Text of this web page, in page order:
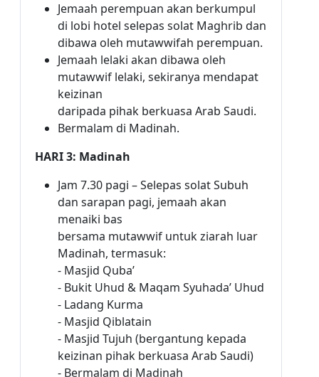
Jemaah perempuan akan berkumpul
di lobi hotel selepas solat Maghrib dan
dibawa oleh mutawwifah perempuan.
Jemaah lelaki akan dibawa oleh
mutawwif lelaki, sekiranya mendapat
keizinan
daripada pihak berkuasa Arab Saudi.
Bermalam di Madinah.
HARI 3: Madinah
Jam 7.30 pagi – Selepas solat Subuh
dan sarapan pagi, jemaah akan
menaiki bas
bersama mutawwif untuk ziarah luar
Madinah, termasuk:
- Masjid Quba’
- Bukit Uhud & Maqam Syuhada’ Uhud
- Ladang Kurma
- Masjid Qiblatain
- Masjid Tujuh (bergantung kepada
keizinan pihak berkuasa Arab Saudi)
- Bermalam di Madinah